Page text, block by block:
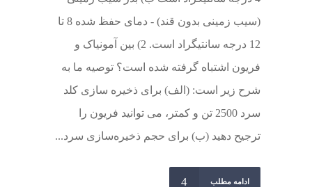
(سیب زمینی بدون قند) - دمای حفظ شده 8 تا
12 درجه سانتیگراد است. 2) بین آمونیاک و
فریون اشتباه گرفته شده است؟ توصیه ما به
شرح زیر است: (الف) برای ذخیره سازی کلد
سرد 2500 تن و کمتر، می توانید فریون را
ترجیح دهید (ب) برای حجم ذخیره‌سازی سرد...
ادامه مطلب